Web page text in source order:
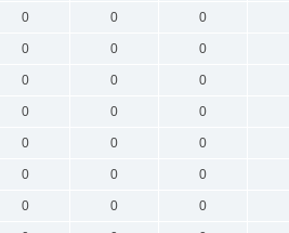
0 0 0
0 0 0
0 0 0
0 0 0
0 0 0
0 0 0
0 0 0